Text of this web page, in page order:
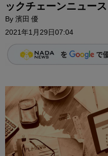
ックチェーンニュース
By 濱田 優
2021年1月29日07:04